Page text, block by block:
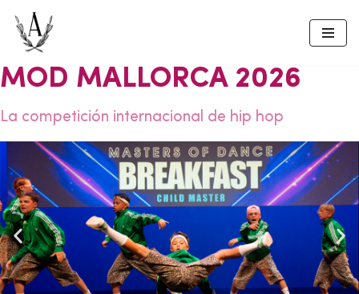
Skip
to
content
MOD MALLORCA 2026
La competición internacional de hip hop